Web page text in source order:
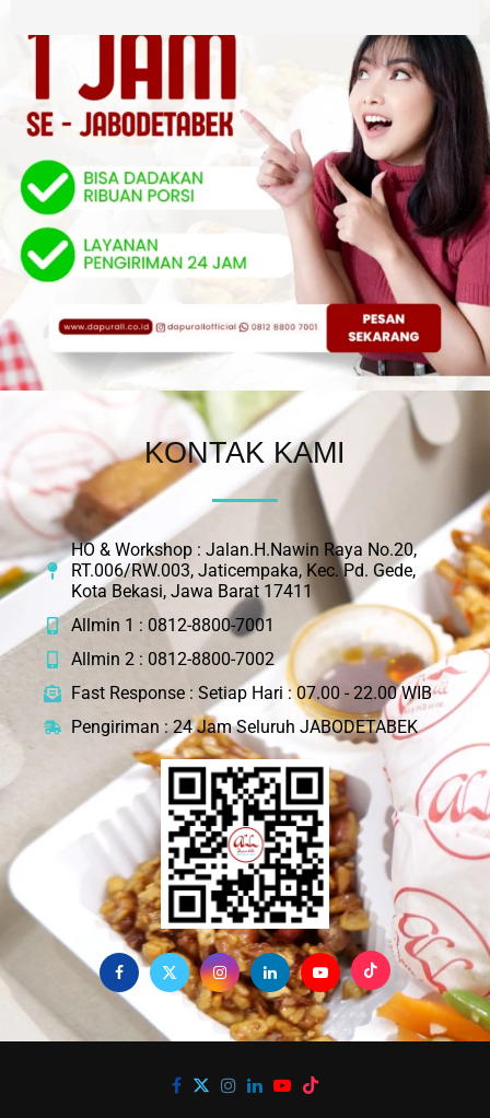
KONTAK KAMI
HO & Workshop : Jalan.H.Nawin Raya No.20,
RT.006/RW.003, Jaticempaka, Kec. Pd. Gede,
Kota Bekasi, Jawa Barat 17411
Allmin 1 : 0812-8800-7001
Allmin 2 : 0812-8800-7002
Fast Response : Setiap Hari : 07.00 - 22.00 WIB
Pengiriman : 24 Jam Seluruh JABODETABEK